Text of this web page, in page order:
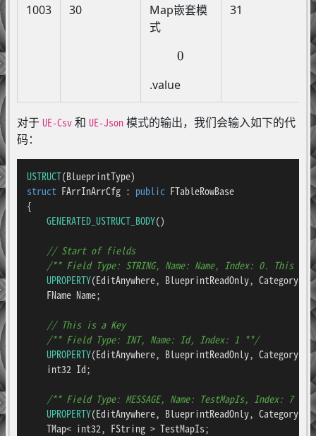
1003 30
Map嵌套模
式
0
0
.value
31
对于 UE-Csv和 UE-Json模式的输出，我们会输入如下的代
码：
USTRUCT
struct FArrInArrCfg : public FTableRowBase
{
GENERATED_USTRUCT_BODY()
// Start of fields
/** Field Type: STRING, Name: Name, Index: 0. This
UPROPERTY(EditAnywhere, BlueprintReadOnly, Category =
    FName Name;
// This is a Key
/** Field Type: INT, Name: Id, Index: 1 **/
UPROPERTY(EditAnywhere, BlueprintReadOnly, Category =
    int32 Id;
/** Field Type: MESSAGE, Name: TestMapIs, Index: 7 **/
UPROPERTY(EditAnywhere, BlueprintReadOnly, Category =
    TMap< int32, FString > TestMapIs;